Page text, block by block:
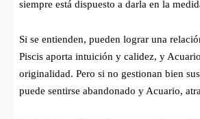
siempre está dispuesto a darla en la
Si se entienden, pueden lograr una
Piscis aporta intuición y calidez, y
originalidad. Pero si no gestionan bien
puede sentirse abandonado y Acuario,